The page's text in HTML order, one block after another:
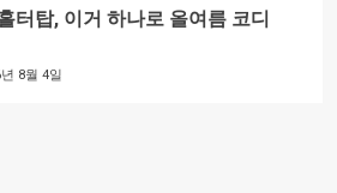
터탑, 이거 하나로 올여름 코디
8월 4일